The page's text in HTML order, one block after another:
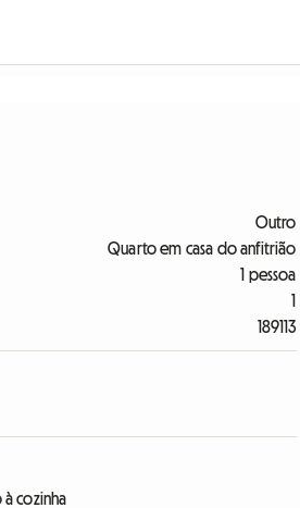
Outro
Quarto em casa do anfitrião
1 pessoa
1
189113
à cozinha